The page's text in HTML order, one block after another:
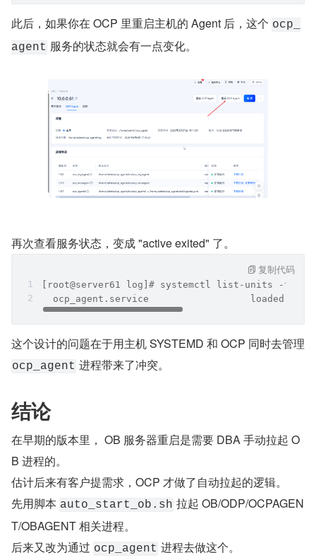
此后，如果你在 OCP 里重启主机的 Agent 后，这个 ocp_
agent 服务的状态就会有一点变化。
再次查看服务状态，变成 "active exited" 了。
[root@server61 log]# systemctl list-units -t
ocp_agent.service                  loaded
复制代码
ocp_agent 进程带来了冲突。
结论
在早期的版本里， OB 服务器重启是需要 DBA 手动拉起 O
B 进程的。
估计后来有客户提需求，OCP 才做了自动拉起的逻辑。
先用脚本 auto_start_ob.sh 拉起 OB/ODP/OCPAGEN
T/OBAGENT 相关进程。
后来又改为通过 ocp_agent 进程去做这个。